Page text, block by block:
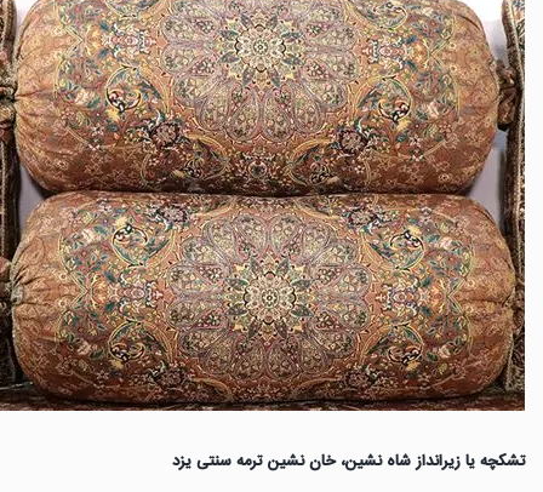
تشکچه یا زیرانداز شاه نشین، خان نشین ترمه سنتی یزد